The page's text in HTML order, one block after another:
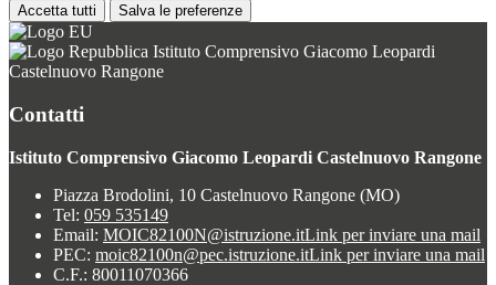
Accetta tutti Salva le preferenze
Istituto Comprensivo Giacomo Leopardi
Castelnuovo Rangone
Contatti
Istituto Comprensivo Giacomo Leopardi Castelnuovo Rangone
Piazza Brodolini, 10 Castelnuovo Rangone (MO)
Tel: 059 535149
Email: MOIC82100N@istruzione.itLink per inviare una mail
PEC: moic82100n@pec.istruzione.itLink per inviare una mail
C.F.: 80011070366